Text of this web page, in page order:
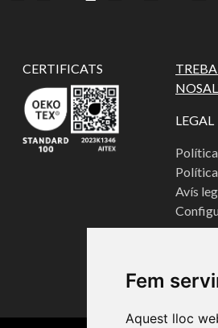
Fem
Aquest lloc
CERTIFICATS
LEGAL
Avís